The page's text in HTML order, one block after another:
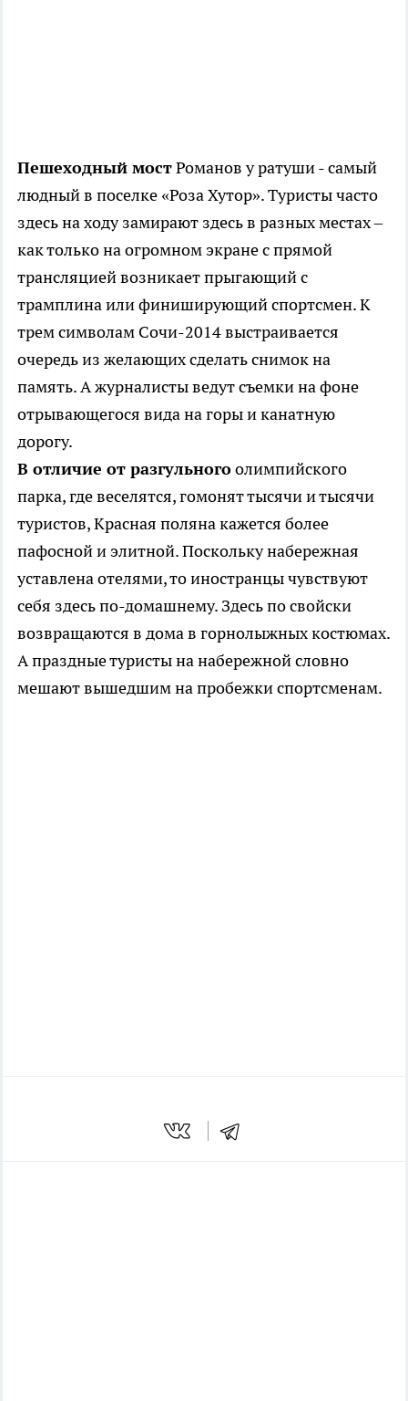
Пешеходный мостРоманов у ратуши - самый
людный в поселке «Роза Хутор». Туристы часто
здесь на ходу замирают здесь в разных местах –
как только на огромном экране с прямой
трансляцией возникает прыгающий с
трамплина или финиширующий спортсмен. К
трем символам Сочи-2014 выстраивается
очередь из желающих сделать снимок на
память. А журналисты ведут съемки на фоне
отрывающегося вида на горы и канатную
дорогу.
В отличие от разгульногоолимпийского
парка, где веселятся, гомонят тысячи и тысячи
туристов, Красная поляна кажется более
пафосной и элитной. Поскольку набережная
уставлена отелями, то иностранцы чувствуют
себя здесь по-домашнему. Здесь по свойски
возвращаются в дома в горнолыжных костюмах.
А праздные туристы на набережной словно
мешают вышедшим на пробежки спортсменам.